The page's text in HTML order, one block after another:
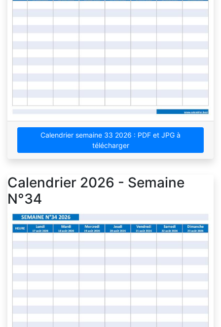
Calendrier semaine 33 2026 : PDF et JPG à
télécharger
Calendrier 2026 - Semaine
N°34